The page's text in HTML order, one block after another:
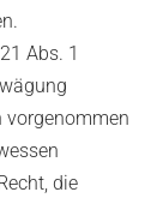
Abs. 1
vorgenommen
die